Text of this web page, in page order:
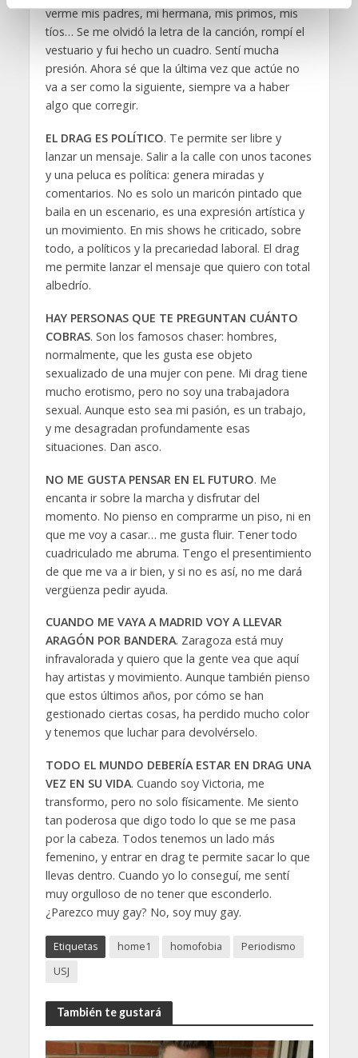
verme mis padres, mi hermana, mis primos, mis
tíos… Se me olvidó la letra de la canción, rompí el
vestuario y fui hecho un cuadro. Sentí mucha
presión. Ahora sé que la última vez que actúe no
va a ser como la siguiente, siempre va a haber
algo que corregir.
EL DRAG ES POLÍTICO. Te permite ser libre y
lanzar un mensaje. Salir a la calle con unos tacones
y una peluca es política: genera miradas y
comentarios. No es solo un maricón pintado que
baila en un escenario, es una expresión artística y
un movimiento. En mis shows he criticado, sobre
todo, a políticos y la precariedad laboral. El drag
me permite lanzar el mensaje que quiero con total
albedrío.
HAY PERSONAS QUE TE PREGUNTAN CUÁNTO
COBRAS. Son los famosos chaser: hombres,
normalmente, que les gusta ese objeto
sexualizado de una mujer con pene. Mi drag tiene
mucho erotismo, pero no soy una trabajadora
sexual. Aunque esto sea mi pasión, es un trabajo,
y me desagradan profundamente esas
situaciones. Dan asco.
NO ME GUSTA PENSAR EN EL FUTURO. Me
encanta ir sobre la marcha y disfrutar del
momento. No pienso en comprarme un piso, ni en
que me voy a casar… me gusta fluir. Tener todo
cuadriculado me abruma. Tengo el presentimiento
de que me va a ir bien, y si no es así, no me dará
vergüenza pedir ayuda.
CUANDO ME VAYA A MADRID VOY A LLEVAR
ARAGÓN POR BANDERA. Zaragoza está muy
infravalorada y quiero que la gente vea que aquí
hay artistas y movimiento. Aunque también pienso
que estos últimos años, por cómo se han
gestionado ciertas cosas, ha perdido mucho color
y tenemos que luchar para devolvérselo.
TODO EL MUNDO DEBERÍA ESTAR EN DRAG UNA
VEZ EN SU VIDA. Cuando soy Victoria, me
transformo, pero no solo físicamente. Me siento
tan poderosa que digo todo lo que se me pasa
por la cabeza. Todos tenemos un lado más
femenino, y entrar en drag te permite sacar lo que
llevas dentro. Cuando yo lo conseguí, me sentí
muy orgulloso de no tener que esconderlo.
¿Parezco muy gay? No, soy muy gay.
Etiquetas home1 homofobia
Periodismo
USJ
También te gustará